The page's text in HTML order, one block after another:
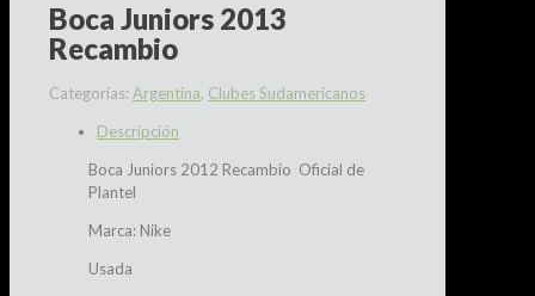
Boca Juniors 2013
Recambio
Categorías: Argentina, Clubes Sudamericanos
Descripción
Boca Juniors 2012 Recambio Oficial de
Plantel
Marca: Nike
Usada